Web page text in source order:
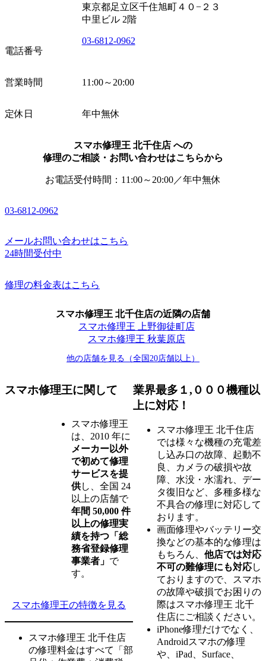
東京都足立区千住旭町４０−２３
中里ビル 2階
電話番号
03-6812-0962
営業時間 11:00～20:00
定休日 年中無休
スマホ修理王 北千住店 への
修理のご相談・お問い合わせはこちらから
お電話受付時間：11:00～20:00／年中無休
03-6812-0962
メールお問い合わせはこちら
24時間受付中
修理の料金表はこちら
スマホ修理王 北千住店の近隣の店舗
スマホ修理王 上野御徒町店
スマホ修理王 秋葉原店
他の店舗を見る（全国20店舗以上）
スマホ修理王に関して
スマホ修理王
は、2010 年に
メーカー以外
で初めて修理
サービスを提
供し、全国 24
以上の店舗で
年間 50,000 件
以上の修理実
績を持つ「総
務省登録修理
事業者」 で
す。
スマホ修理王の特徴を見る
スマホ修理王 北千住店
の修理料金はすべて「部
業界最多１,０００機種以
上に対応！
スマホ修理王 北千住店
では様々な機種の充電差
し込み口の故障、起動不
良、カメラの破損や故
障、水没・水濡れ、デー
タ復旧など、多種多様な
不具合の修理に対応して
おります。
画面修理やバッテリー交
換などの基本的な修理は
もちろん、 他店では対応
不可の難修理にも対応し
ておりますので、スマホ
の故障や破損でお困りの
際はスマホ修理王 北千
住店にご相談ください。
iPhone修理だけでなく、
Androidスマホの修理
や、iPad、Surface、